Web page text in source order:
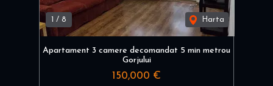
1 / 8 Harta
Apartament 3 camere decomandat 5 min metrou
Gorjului
150,000 €